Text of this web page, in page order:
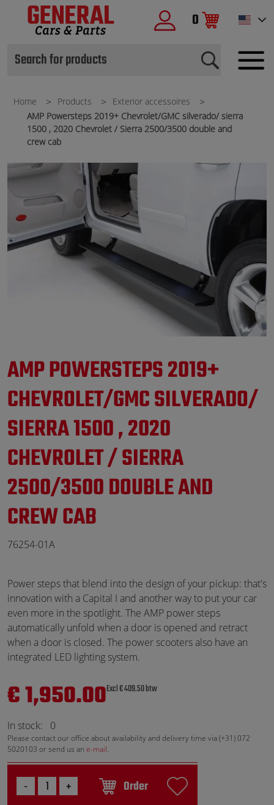
0
Home Products
Exterior accessoires
AMP Powersteps 2019+ Chevrolet/GMC silverado/ sierra
1500 , 2020 Chevrolet / Sierra 2500/3500 double and
crew cab
AMP POWERSTEPS 2019+
CHEVROLET/GMC SILVERADO/
SIERRA 1500 , 2020
CHEVROLET / SIERRA
2500/3500 DOUBLE AND
CREW CAB
76254-01A
Power steps that blend into the design of your pickup: that's
innovation with a Capital I and another way to put your car
even more in the spotlight. The AMP power steps
automatically unfold when a door is opened and retract
when a door is closed. The power scooters also have an
integrated LED lighting system.
€ 1,950.00Excl € 409.50 btw
In stock: 0
Please contact our office about availability and delivery time via (+31) 072
5020103 or send us an e-mail.
Order